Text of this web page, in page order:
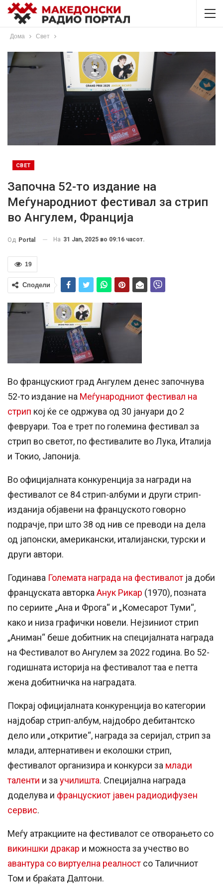
Дома Свет
СВЕТ
Започна 52-то издание на
Меѓународниот фестивал за стрип
во Ангулем, Франција
Од Portal На 31 Jan, 2025 во 09:16 часот.
19
Сподели
Во францускиот град Ангулем денес започнува
52-то издание на Меѓународниот фестивал на
стрип кој ќе се одржува од 30 јануари до 2
февруари. Тоа е трет по големина фестивал за
стрип во светот, по фестивалите во Лука, Италија
и Токио, Јапонија.
Во официјалната конкуренција за награди на
фестивалот се 84 стрип-албуми и други стрип-
изданија објавени на француското говорно
подрачје, при што 38 од нив се преводи на дела
од јапонски, американски, италијански, турски и
други автори.
Годинава Големата награда на фестивалот ја доби
француската авторка Анук Рикар (1970), позната
по сериите „Ана и Фрога“ и „Комесарот Туми“,
како и низа графички новели. Нејзиниот стрип
„Аниман“ беше добитник на специјалната награда
на Фестивалот во Ангулем за 2022 година. Во 52-
годишната историја на фестивалот таа е петта
жена добитничка на наградата.
Покрај официјалната конкуренција во категории
најдобар стрип-албум, најдобро дебитантско
дело или „откритие“, награда за серијал, стрип за
млади, алтернативен и еколошки стрип,
фестивалот организира и конкурси за млади
таленти и за училишта. Специјална награда
доделува и францускиот јавен радиодифузен
сервис.
Меѓу атракциите на фестивалот се отворањето со
викиншки дракар и можноста за учество во
авантура со виртуелна реалност со Таличниот
Том и браќата Далтони.